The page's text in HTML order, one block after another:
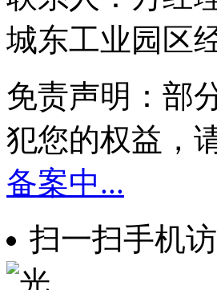
城东工业园区
免责声明：部
犯您的权益，
备案中...
扫一扫手机